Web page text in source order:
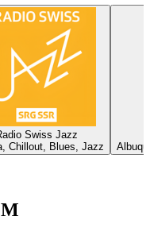
Swiss Jazz
Chillout, Blues, Jazz